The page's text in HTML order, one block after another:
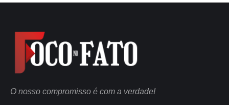
O nosso compromisso é com a verdade!